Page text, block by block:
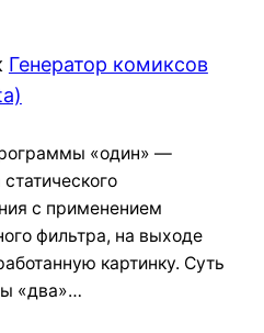
Генератор комиксов
«один» —
с применением
фильтра, на выходе
картинку. Суть
«два»…